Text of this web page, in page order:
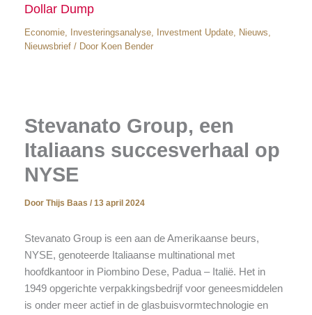
Dollar Dump
Economie, Investeringsanalyse, Investment Update, Nieuws
Nieuwsbrief/ Door Koen Bender
Stevanato Group, een
Italiaans succesverhaal op
NYSE
Door Thijs Baas / 13 april 2024
Stevanato Group is een aan de Amerikaanse beurs,
NYSE, genoteerde Italiaanse multinational met
hoofdkantoor in Piombino Dese, Padua – Italië. Het in
1949 opgerichte verpakkingsbedrijf voor geneesmiddelen
is onder meer actief in de glasbuisvormtechnologie en